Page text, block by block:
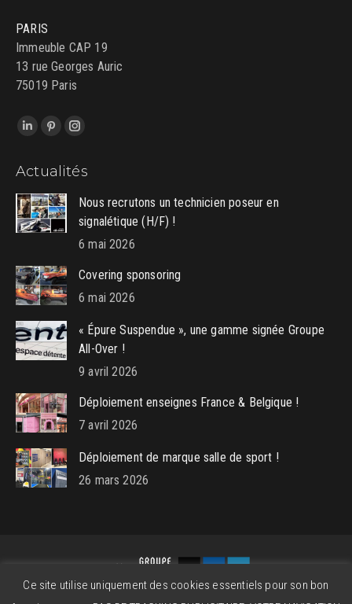
PARIS
Immeuble CAP 19
13 rue Georges Auric
75019 Paris
Trouvez nous sur :
LinkedIn
opens
in
new
window
Pinterest
opens
in
new
window
Instagram
opens
in
new
window
Actualités
Nous recrutons un technicien poseur en
signalétique (H/F) !
6 mai 2026
Covering sponsoring
6 mai 2026
« Épure Suspendue », une gamme signée Groupe
All-Over !
9 avril 2026
Déploiement enseignes France & Belgique !
7 avril 2026
Déploiement de marque salle de sport !
26 mars 2026
Ce site utilise uniquement des cookies essentiels pour son bon